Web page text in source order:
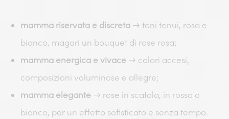
mamma riservata e discreta → toni tenui, rosa e
bianco, magari un bouquet di rose rosa;
mamma energica e vivace → colori accesi,
composizioni voluminose e allegre;
mamma elegante → rose in scatola, in rosso o
bianco, per un effetto sofisticato e senza tempo.